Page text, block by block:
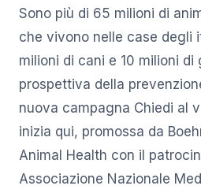
Sono più di 65 milioni di
che vivono nelle case degli
milioni di cani e 10 milioni di
prospettiva della
nuova campagna Chiedi al
inizia qui, promossa da
Animal Health con il
Associazione Nazionale